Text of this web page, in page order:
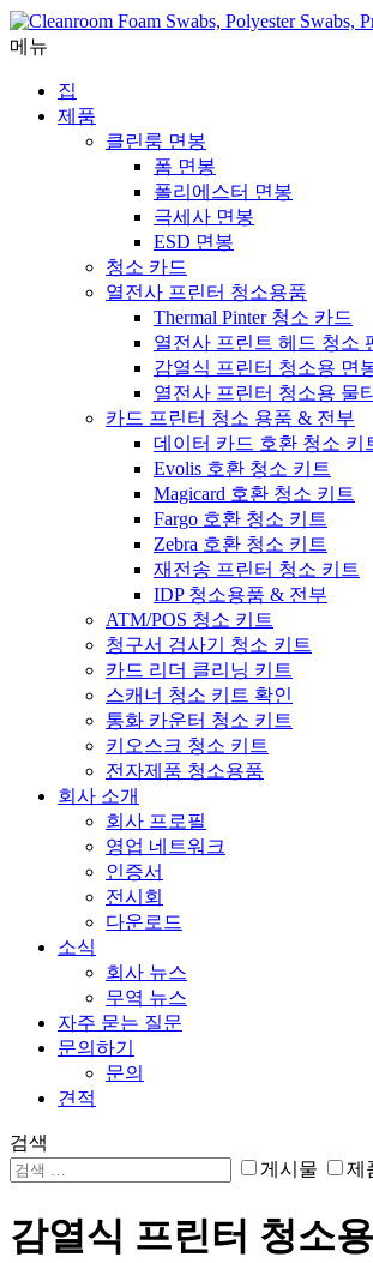
메뉴
집
제품
클린룸 면봉
폼 면봉
폴리에스터 면봉
극세사 면봉
ESD 면봉
청소 카드
열전사 프린터 청소용품
Thermal Pinter 청소 카드
열전사 프린트 헤드 청소
감열식 프린터 청소용 면
열전사 프린터 청소용 물
카드 프린터 청소 용품 & 전부
데이터 카드 호환 청소 키
Evolis 호환 청소 키트
Magicard 호환 청소 키트
Fargo 호환 청소 키트
Zebra 호환 청소 키트
재전송 프린터 청소 키트
IDP 청소용품 & 전부
ATM/POS 청소 키트
청구서 검사기 청소 키트
카드 리더 클리닝 키트
스캐너 청소 키트 확인
통화 카운터 청소 키트
키오스크 청소 키트
전자제품 청소용품
회사 소개
회사 프로필
영업 네트워크
인증서
전시회
다운로드
소식
회사 뉴스
무역 뉴스
자주 묻는 질문
문의하기
문의
견적
검색
게시물
제
감열식 프린터 청소